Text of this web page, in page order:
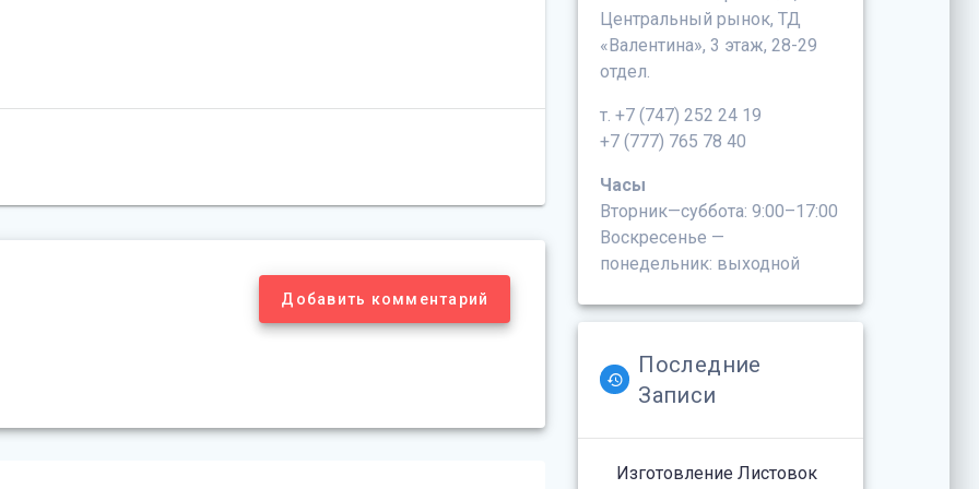
Добавить комментарий
Центральный рынок, ТД
«Валентина», 3 этаж, 28-29
отдел.
т. +7 (747) 252 24 19
+7 (777) 765 78 40
Часы
Вторник—суббота: 9:00–17:00
Воскресенье —
понедельник: выходной
Последние
Записи
Изготовление Листовок